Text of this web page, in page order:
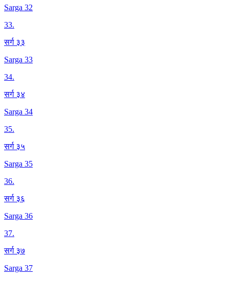
Sarga 32
33.
सर्ग ३३
Sarga 33
34.
सर्ग ३४
Sarga 34
35.
सर्ग ३५
Sarga 35
36.
सर्ग ३६
Sarga 36
37.
सर्ग ३७
Sarga 37